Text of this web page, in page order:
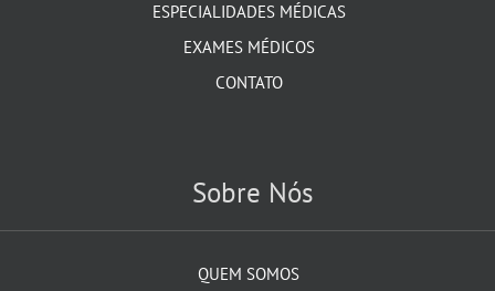
ESPECIALIDADES MÉDICAS
EXAMES MÉDICOS
CONTATO
Sobre Nós
QUEM SOMOS